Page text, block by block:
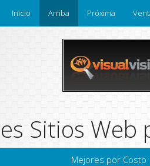
Inicio Arriba Próxima
Sitios Web
Mejores por Costo